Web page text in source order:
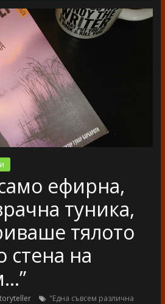
ефирна,
туника,
тялото
стена на
"Една съвсем различна